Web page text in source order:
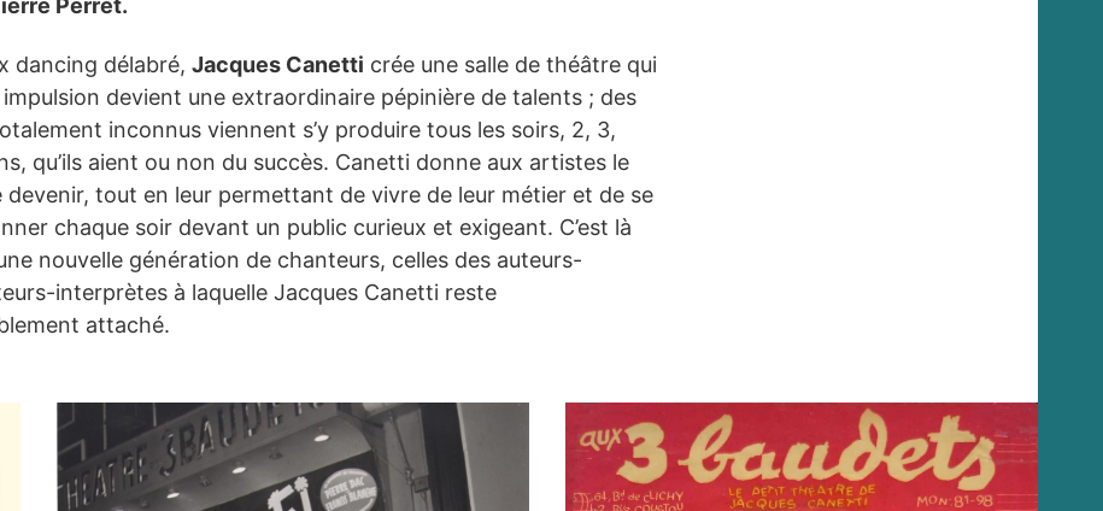
Les Trois Baudets
L'agenda
Billetterie
Bars - Restaurant
Infos pratiques
La Carte des Curiosités
Perret.
dancing délabré, Jacques Canetti crée une salle de théâtre qui
impulsion devient une extraordinaire pépinière de talents ; des
inconnus viennent s’y produire tous les soirs, 2, 3,
qu’ils aient ou non du succès. Canetti donne aux artistes le
devenir, tout en leur permettant de vivre de leur métier et de se
chaque soir devant un public curieux et exigeant. C’est là
nouvelle génération de chanteurs, celles des auteurs-
interprètes à laquelle Jacques Canetti reste
attaché.